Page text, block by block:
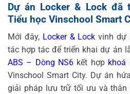
Dự án Locker & Lock đã
Tiểu học Vinschool Smart
Mới đây,Locker & Lock vinh dự
tác hợp tác để triển khai dự án
ABS – Dòng NS6 kết hợpkhoá
Vinschool Smart City. Dự án
giải pháp lưu trữ tối ưu và